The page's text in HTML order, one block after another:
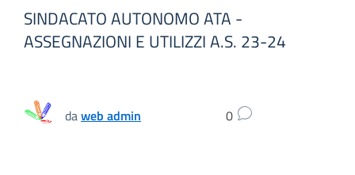
SINDACATO AUTONOMO ATA -
ASSEGNAZIONI E UTILIZZI A.S. 23-24
daweb admin 0